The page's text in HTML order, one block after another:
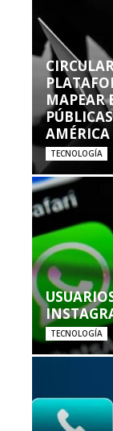
MAPEAR
TECNOLOGÍA
TECNOLOGÍA